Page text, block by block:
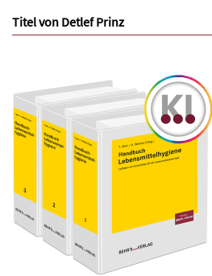
Titel von Detlef Prinz